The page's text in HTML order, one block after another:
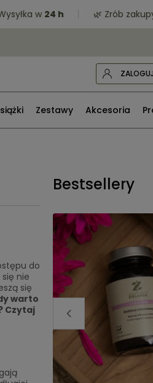
w24 h 🌿 Zrób zakupy za
Zestawy Akcesoria
do
nie
się
warto
Czytaj
Bestsellery